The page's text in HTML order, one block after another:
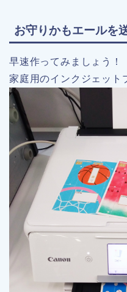
お守りかもエールを
早速作ってみましょう！
家庭用のインクジェット